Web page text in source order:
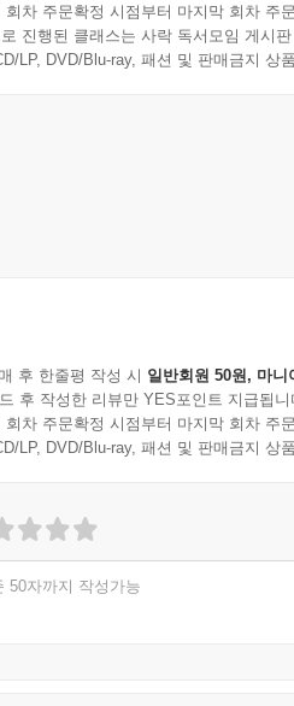
회차 주문확정 시점부터 마지막 회차 주
진행된 클래스는 사락 독서모임 게시
LP, DVD/Blu-ray, 패션 및 판매금지 상
후 한줄평 작성 시 일반회원 50원, 마니
후 작성한 리뷰만 YES포인트 지급됩니
회차 주문확정 시점부터 마지막 회차 주
LP, DVD/Blu-ray, 패션 및 판매금지 상
50자까지 작성가능